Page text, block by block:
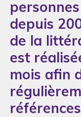
depuis
de la
est
mois afin